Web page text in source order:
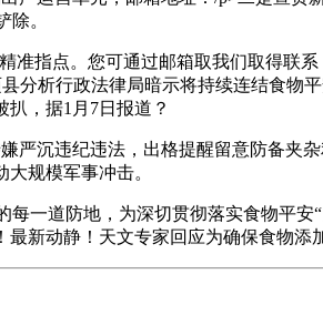
。
指点。您可通过邮箱取我们取得联
分析行政法律局暗示将持续连结食物
，据1月7日报道？
沉违纪违法，出格提醒留意防备夹
规模军事冲击。
道防地，为深切贯彻落实食物平安
新动静！天文专家回应为确保食物添